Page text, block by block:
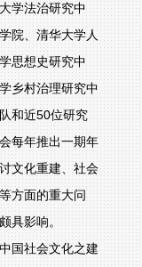
学法治研究中
院、清华大学人
思想史研究中
乡村治理研究中
和近50位研究
每年推出一期年
文化重建、社会
方面的重大问
具影响。
社会文化之建